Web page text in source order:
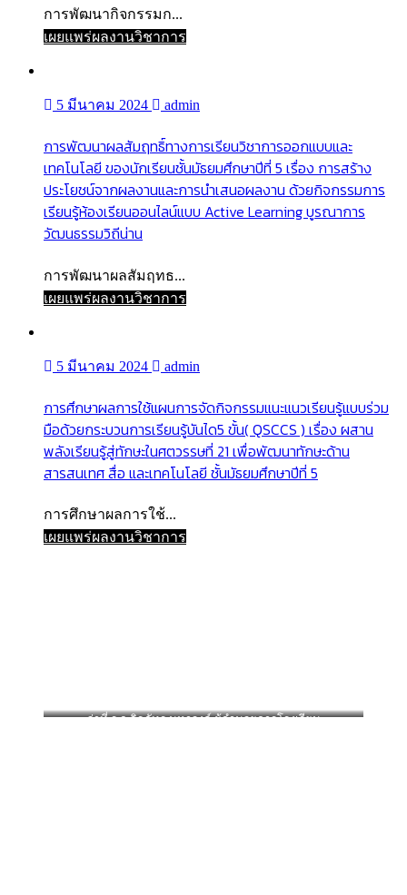
การพัฒนากิจกรรมก...
เผยแพร่ผลงานวิชาการ
5 มีนาคม 2024 admin
การพัฒนาผลสัมฤทธิ์ทางการเรียนวิชาการออกแบบและ
เทคโนโลยี ของนักเรียนชั้นมัธยมศึกษาปีที่ 5 เรื่อง การสร้าง
ประโยชน์จากผลงานและการนำเสนอผลงาน ด้วยกิจกรรมการ
เรียนรู้ห้องเรียนออนไลน์แบบ Active Learning บูรณาการ
วัฒนธรรมวิถีน่าน
การพัฒนาผลสัมฤทธ...
เผยแพร่ผลงานวิชาการ
5 มีนาคม 2024 admin
การศึกษาผลการใช้แผนการจัดกิจกรรมแนะแนวเรียนรู้แบบร่วม
มือด้วยกระบวนการเรียนรู้บันได5 ขั้น( QSCCS ) เรื่อง ผสาน
พลังเรียนรู้สู่ทักษะในศตวรรษที่ 21 เพื่อพัฒนาทักษะด้าน
สารสนเทศ สื่อ และเทคโนโลยี ชั้นมัธยมศึกษาปีที่ 5
การศึกษาผลการใช้...
เผยแพร่ผลงานวิชาการ
ว่าที่ ร.อ.จิรภัทร มหาวงค์ ผู้อำนวยการโรงเรียน